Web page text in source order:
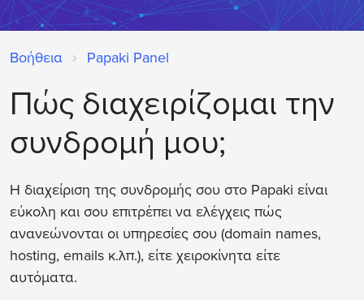
Βοήθεια Papaki Panel
Πώς διαχειρίζομαι την
συνδρομή μου;
Η διαχείριση της συνδρομής σου στο Papaki είναι
εύκολη και σου επιτρέπει να ελέγχεις πώς
ανανεώνονται οι υπηρεσίες σου (domain names,
hosting, emails κ.λπ.), είτε χειροκίνητα είτε
αυτόματα.